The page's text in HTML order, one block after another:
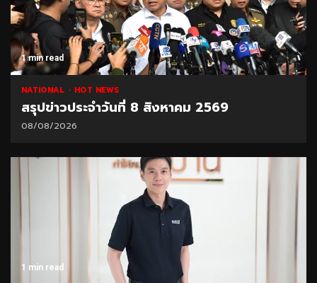
1 min read
NATIONAL HOT NEWS
สรุปข่าวประจำวันที่ 8 สิงหาคม 2569
08/08/2026
1 min read